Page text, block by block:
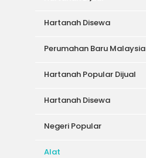
Hartanah Disewa
Perumahan Baru Malaysia
Hartanah Popular Dijual
Hartanah Disewa
Negeri Popular
Alat